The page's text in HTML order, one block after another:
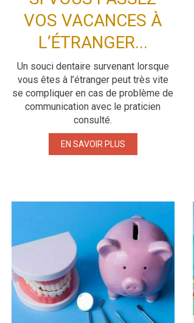
VOS VACANCES À
L’ÉTRANGER...
Un souci dentaire survenant lorsque
vous êtes à l’étranger peut très vite
se compliquer en cas de problème de
communication avec le praticien
consulté.
EN SAVOIR PLUS